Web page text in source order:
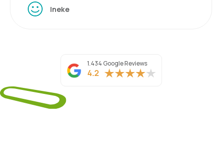
Ineke
1.434 Google Reviews
4.2